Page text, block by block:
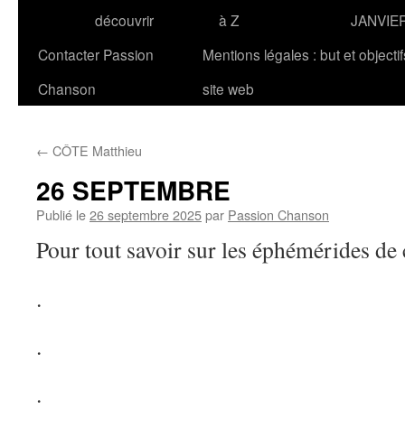
découvrir
à Z
Contacter Passion
Chanson
Mentions légales : but et
site web
← CÔTE Matthieu
26 SEPTEMBRE
Publié le26 septembre 2025par Passion Chanson
Pour tout savoir sur les éphémérides
.
.
.